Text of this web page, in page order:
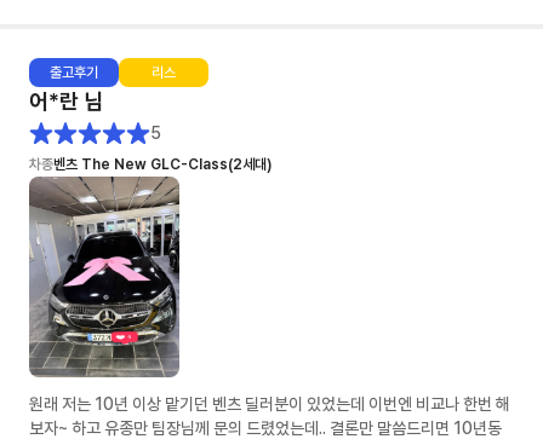
출고후기 리스
어*란 님
5
차종벤츠 The New GLC-Class(2세대)
원래 저는 10년 이상 맡기던 벤츠 딜러분이 있었는데 이번엔 비교나 한번 해
보자~ 하고 유종만 팀장님께 문의 드렸었는데.. 결론만 말씀드리면 10년동